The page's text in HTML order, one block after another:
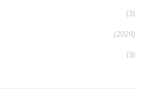
(3)
(2029)
(3)